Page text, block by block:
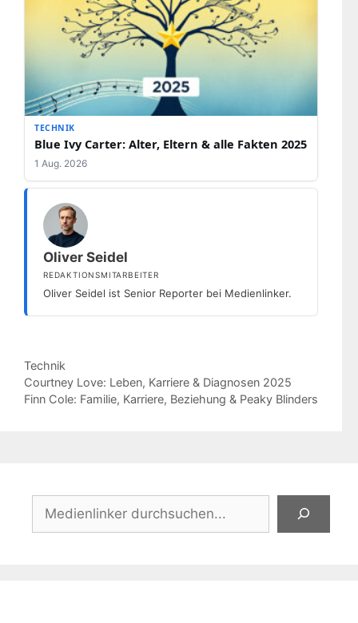
TECHNIK
Blue Ivy Carter: Alter, Eltern & alle Fakten 2025
1 Aug. 2026
Oliver Seidel
REDAKTIONSMITARBEITER
Oliver Seidel ist Senior Reporter bei Medienlinker.
Kategorien
Technik
Courtney Love: Leben, Karriere & Diagnosen 2025
Finn Cole: Familie, Karriere, Beziehung & Peaky Blinders